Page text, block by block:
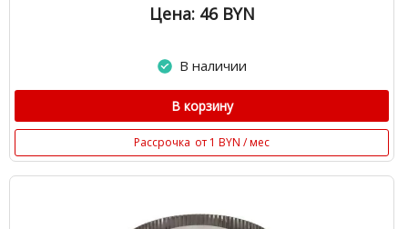
Цена: 46 BYN
В наличии
В корзину
Рассрочка от 1 BYN / мес